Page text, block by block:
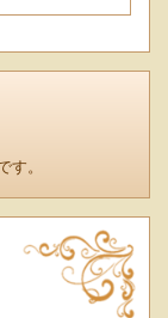
す。